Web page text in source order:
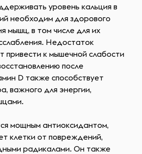
уровень кальция в
необходим для здорового
мышц, в том числе для их
Недостаток
привести к мышечной слабости
после
D также способствует
важного для энергии,
мощным антиоксидантом,
клетки от повреждений,
радикалами. Он также